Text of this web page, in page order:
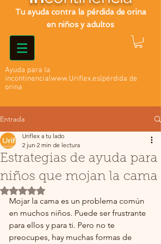
Tu ayuda contra la pérdida de orina
en niños y adultos
Ayuda para la
incontinencia| www.Uriflex.es |pérdida de
orina
Entrada
Estrategias de ayuda para
niños que mojan la cama
Uriflex a tu lado
2 jun 2 min de lectura
Obtuvo NaN de 5 estrellas.
Mojar la cama es un problema común
en muchos niños. Puede ser frustrante
para ellos y para ti. Pero no te
preocupes, hay muchas formas de